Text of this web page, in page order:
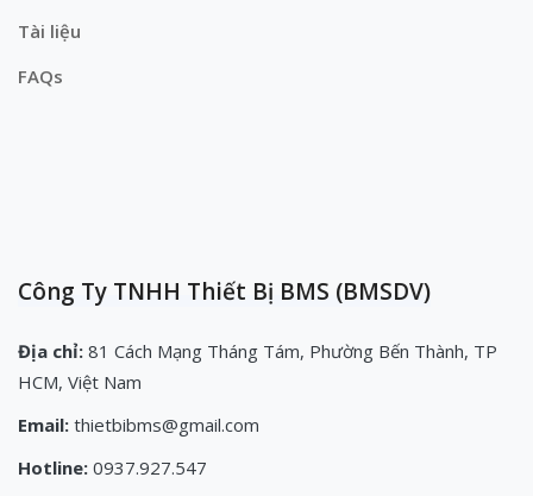
Tài liệu
FAQs
Công Ty TNHH Thiết Bị BMS (BMSDV)
Địa chỉ: 81 Cách Mạng Tháng Tám, Phường Bến Thành, TP
HCM, Việt Nam
Email: thietbibms@gmail.com
Hotline: 0937.927.547